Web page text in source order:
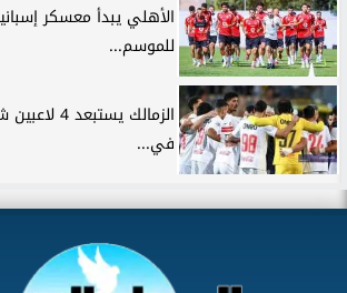
الأهلي يبدأ معسكر
للموسم...
الزمالك
في...